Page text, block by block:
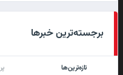
برجسته‌ترین خبرها
تازه‌ترین‌ها